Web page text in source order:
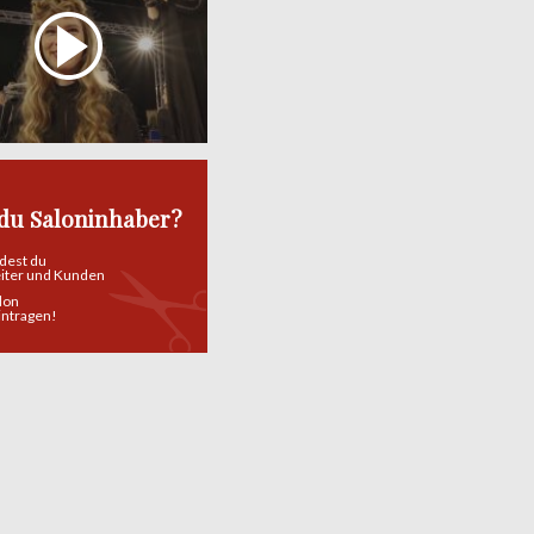
Saloninhaber?
du
und Kunden